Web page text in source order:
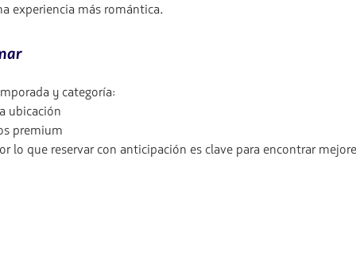
experiencia más romántica.
y categoría:
ubicación
premium
lo que reservar con anticipación es clave para encontrar